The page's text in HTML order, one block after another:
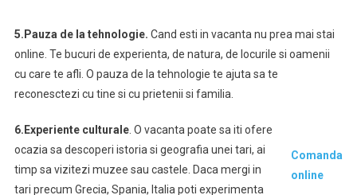
5.Pauza de la tehnologie. Cand esti in vacanta nu prea mai stai
online. Te bucuri de experienta, de natura, de locurile si oamenii
cu care te afli. O pauza de la tehnologie te ajuta sa te
reconesctezi cu tine si cu prietenii si familia.
Comanda
online
6.Experiente culturale. O vacanta poate sa iti ofere
ocazia sa descoperi istoria si geografia unei tari, ai
timp sa vizitezi muzee sau castele. Daca mergi in
tari precum Grecia, Spania, Italia poti experimenta